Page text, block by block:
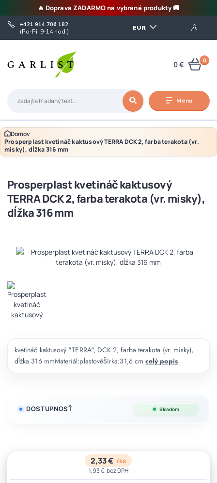
🔥 Doprava ZADARMO na vybrané produkty 🚚
Menu
EUR
+421 914 706 182
(Po-Pi, 9-14 hod.)
0
0 €
Domov
Prosperplast kvetináč kaktusový TERRA DCK 2, farba terakota (vr.
misky), dĺžka 316 mm
Prosperplast kvetináč kaktusový
TERRA DCK 2, farba terakota (vr. misky),
dĺžka 316 mm
kvetináč kaktusový "TERRA", DCK 2, farba terakota (vr. misky),
dĺžka 316 mmMateriál:plastovéŠírka:31,6 cmcelý popis
DOSTUPNOSŤ Skladom
2,33 € /ks
1,93 € bez DPH